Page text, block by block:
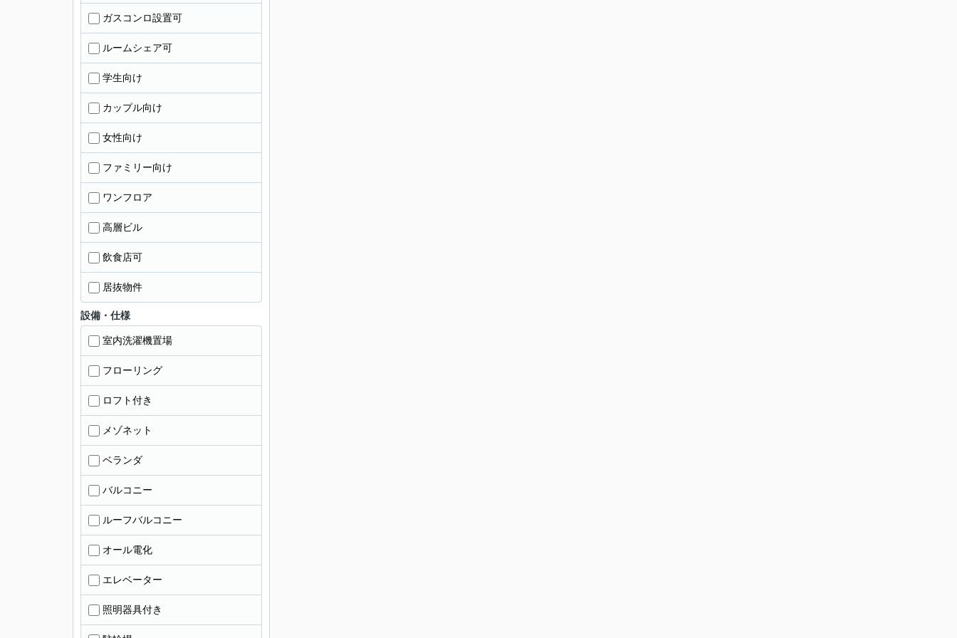
ガスコンロ設置可
ルームシェア可
学生向け
カップル向け
女性向け
ファミリー向け
ワンフロア
高層ビル
飲食店可
居抜物件
設備・仕様
室内洗濯機置場
フローリング
ロフト付き
メゾネット
ベランダ
バルコニー
ルーフバルコニー
オール電化
エレベーター
照明器具付き